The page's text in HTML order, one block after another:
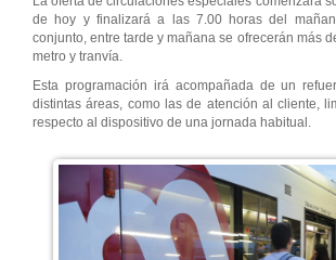
de hoy y finalizará a las 7.00 horas del
conjunto, entre tarde y mañana se ofrecerán más
metro y tranvía.
Esta programación irá acompañada de un
distintas áreas, como las de atención al cliente,
respecto al dispositivo de una jornada habitual.